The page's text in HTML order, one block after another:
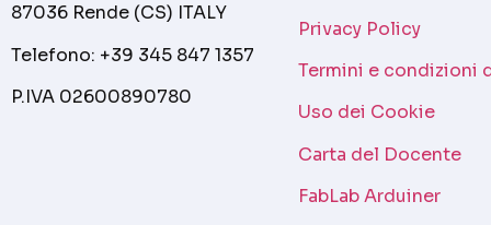
87036 Rende (CS) ITALY
Telefono: +39 345 847 1357
P.IVA 02600890780
Privacy Policy
Termini e condizioni
Uso dei Cookie
Carta del Docente
FabLab Arduiner